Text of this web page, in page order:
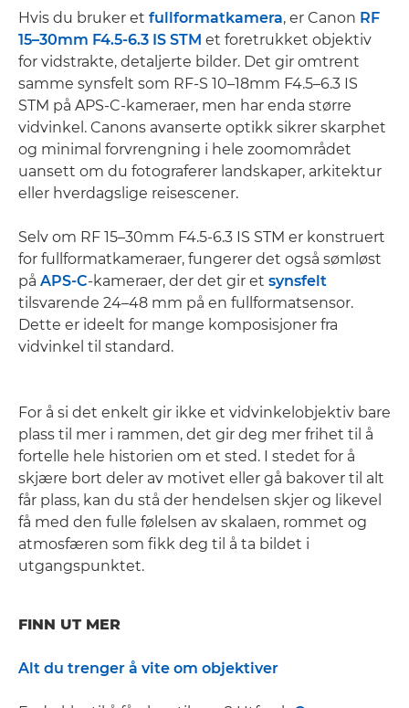
Hvis du bruker et fullformatkamera, er Canon RF
15–30mm F4.5-6.3 IS STM et foretrukket objektiv
for vidstrakte, detaljerte bilder. Det gir omtrent
samme synsfelt som RF-S 10–18mm F4.5–6.3 IS
STM på APS-C-kameraer, men har enda større
vidvinkel. Canons avanserte optikk sikrer skarphet
og minimal forvrengning i hele zoomområdet
uansett om du fotograferer landskaper, arkitektur
eller hverdagslige reisescener.
Selv om RF 15–30mm F4.5-6.3 IS STM er konstruert
for fullformatkameraer, fungerer det også sømløst
på APS-C-kameraer, der det gir et synsfelt
tilsvarende 24–48 mm på en fullformatsensor.
Dette er ideelt for mange komposisjoner fra
vidvinkel til standard.
For å si det enkelt gir ikke et vidvinkelobjektiv bare
plass til mer i rammen, det gir deg mer frihet til å
fortelle hele historien om et sted. I stedet for å
skjære bort deler av motivet eller gå bakover til alt
får plass, kan du stå der hendelsen skjer og likevel
få med den fulle følelsen av skalaen, rommet og
atmosfæren som fikk deg til å ta bildet i
utgangspunktet.
FINN UT MER
Alt du trenger å vite om objektiver